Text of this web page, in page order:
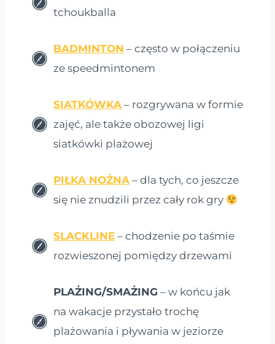
tchoukballa
BADMINTON – często w połączeniu
ze speedmintonem
SIATKÓWKA – rozgrywana w formie
zajęć, ale także obozowej ligi
siatkówki plażowej
PIŁKA NOŻNA – dla tych, co jeszcze
się nie znudzili przez cały rok gry
SLACKLINE – chodzenie po taśmie
rozwieszonej pomiędzy drzewami
PLAŻING/SMAŻING – w końcu jak
na wakacje przystało trochę
plażowania i pływania w jeziorze